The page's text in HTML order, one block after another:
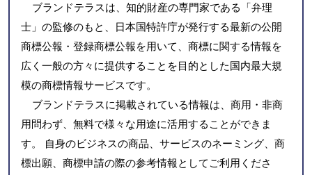
ブランドテラスは、知的財産の専門家である「弁理
士」の監修のもと、日本国特許庁が発行する最新の公開
商標公報・登録商標公報を用いて、商標に関する情報を
広く一般の方々に提供することを目的とした国内最大規
模の商標情報サービスです。
ブランドテラスに掲載されている情報は、商用・非商
用問わず、無料で様々な用途に活用することができま
す。 自身のビジネスの商品、サービスのネーミング、商
標出願、商標申請の際の参考情報としてご利用くださ